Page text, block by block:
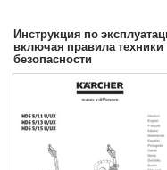
Инструкция по
включая правила техники
безопасности